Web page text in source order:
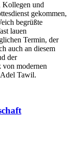
Kollegen und
gekommen,
begrüßte
lauen
Termin, der
auch an diesem
der
von modernen
Adel Tawil.